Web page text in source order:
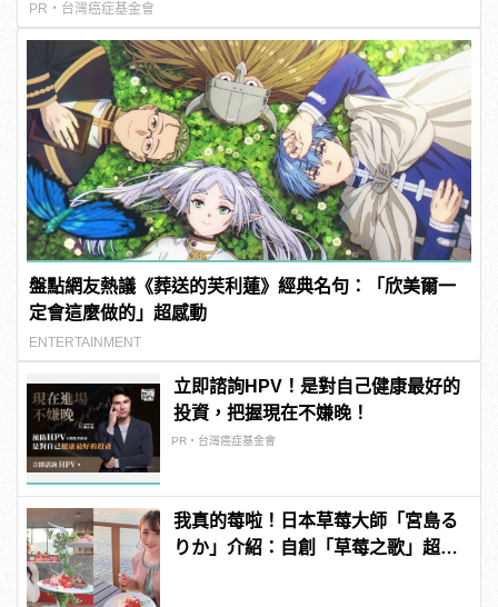
PR・台灣癌症基金會
盤點網友熱議《葬送的芙利蓮》經典名句：「欣美爾一
定會這麼做的」超感動
ENTERTAINMENT
立即諮詢HPV！是對自己健康最好的
投資，把握現在不嫌晚！
PR・台灣癌症基金會
我真的莓啦！日本草莓大師「宮島る
りか」介紹：自創「草莓之歌」超洗